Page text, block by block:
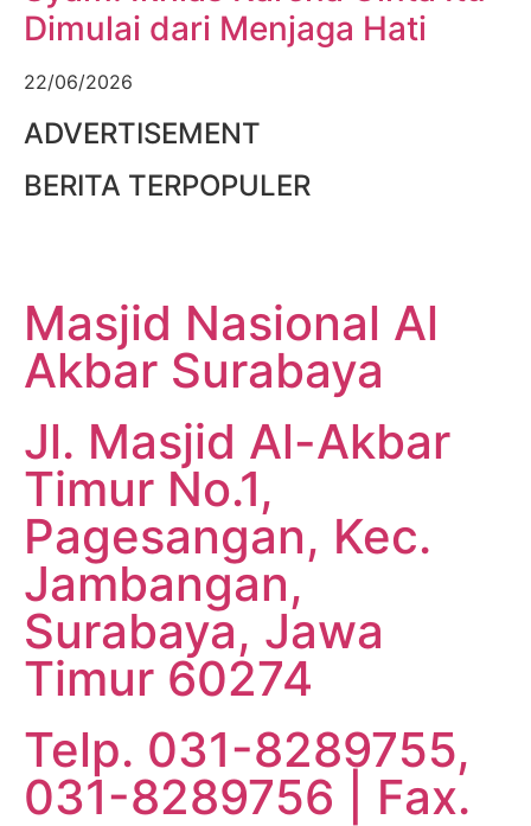
Dimulai dari Menjaga Hati
22/06/2026
ADVERTISEMENT
BERITA TERPOPULER
Masjid Nasional Al
Akbar Surabaya
Jl. Masjid Al-Akbar
Timur No.1,
Pagesangan, Kec.
Jambangan,
Surabaya, Jawa
Timur 60274
Telp. 031-8289755,
031-8289756 | Fax.